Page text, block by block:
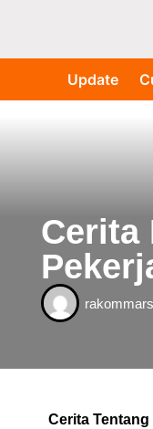
Update
Cerita
Cerita Tentang